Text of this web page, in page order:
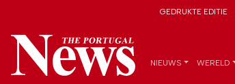
GEDRUKTE EDITIE
NIEUWS WERELD